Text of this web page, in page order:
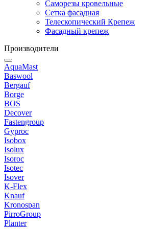
Саморезы кровельные
Сетка фасадная
Телескопический Крепеж
Фасадный крепеж
Производители
AquaMast
Baswool
Bergauf
Borge
BOS
Decover
Fastengroup
Gyproc
Isobox
Isolux
Isoroc
Isotec
Isover
K-Flex
Knauf
Kronospan
PirroGroup
Planter